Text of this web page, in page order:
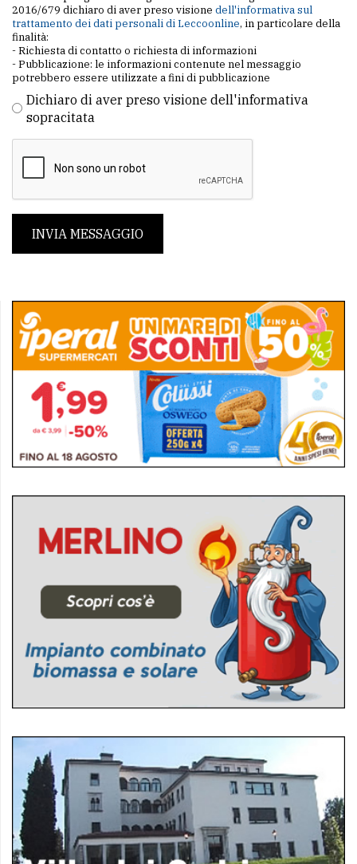
2016/679 dichiaro di aver preso visione dell'informativa sul
trattamento dei dati personali di Leccoonline, in particolare della
finalità:
- Richiesta di contatto o richiesta di informazioni
- Pubblicazione: le informazioni contenute nel messaggio
potrebbero essere utilizzate a fini di pubblicazione
Dichiaro di aver preso visione dell'informativa
sopracitata
INVIA MESSAGGIO